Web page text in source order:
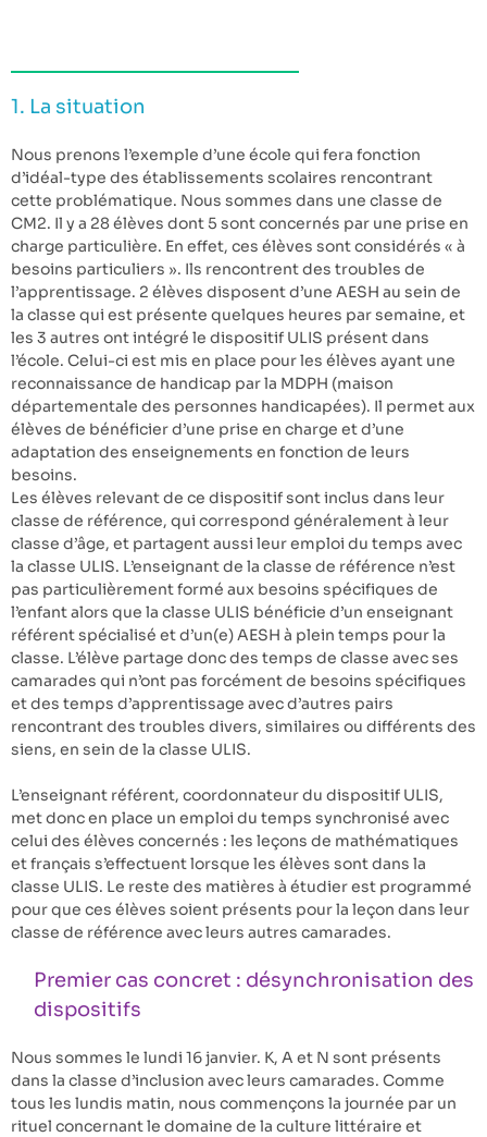
1. La situation
Nous prenons l’exemple d’une école qui fera fonction
d’idéal-type des établissements scolaires rencontrant
cette problématique. Nous sommes dans une classe de
CM2. Il y a 28 élèves dont 5 sont concernés par une prise en
charge particulière. En effet, ces élèves sont considérés « à
besoins particuliers ». Ils rencontrent des troubles de
l’apprentissage. 2 élèves disposent d’une AESH au sein de
la classe qui est présente quelques heures par semaine, et
les 3 autres ont intégré le dispositif ULIS présent dans
l’école. Celui-ci est mis en place pour les élèves ayant une
reconnaissance de handicap par la MDPH (maison
départementale des personnes handicapées). Il permet aux
élèves de bénéficier d’une prise en charge et d’une
adaptation des enseignements en fonction de leurs
besoins.
Les élèves relevant de ce dispositif sont inclus dans leur
classe de référence, qui correspond généralement à leur
classe d’âge, et partagent aussi leur emploi du temps avec
la classe ULIS. L’enseignant de la classe de référence n’est
pas particulièrement formé aux besoins spécifiques de
l’enfant alors que la classe ULIS bénéficie d’un enseignant
référent spécialisé et d’un(e) AESH à plein temps pour la
classe. L’élève partage donc des temps de classe avec ses
camarades qui n’ont pas forcément de besoins spécifiques
et des temps d’apprentissage avec d’autres pairs
rencontrant des troubles divers, similaires ou différents des
siens, en sein de la classe ULIS.
L’enseignant référent, coordonnateur du dispositif ULIS,
met donc en place un emploi du temps synchronisé avec
celui des élèves concernés : les leçons de mathématiques
et français s’effectuent lorsque les élèves sont dans la
classe ULIS. Le reste des matières à étudier est programmé
pour que ces élèves soient présents pour la leçon dans leur
classe de référence avec leurs autres camarades.
Premier cas concret : désynchronisation des
dispositifs
Nous sommes le lundi 16 janvier. K, A et N sont présents
dans la classe d’inclusion avec leurs camarades. Comme
tous les lundis matin, nous commençons la journée par un
rituel concernant le domaine de la culture littéraire et